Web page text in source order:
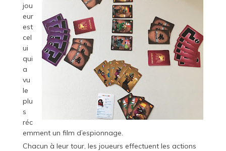
jou
eur
est
cel
ui
qui
a
vu
le
plu
s
réc
emment un film d’espionnage.
Chacun à leur tour, les joueurs effectuent les actions